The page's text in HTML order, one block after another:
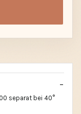
separat bei 40°